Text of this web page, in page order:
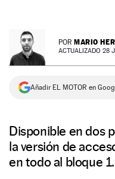
SERVICIOS
NEWSLETTER
SÍGUENOS
POR MARIO
ACTUALIZADO 28
Añadir EL MOTOR en
Disponible en dos
la versión de
en todo al bloque